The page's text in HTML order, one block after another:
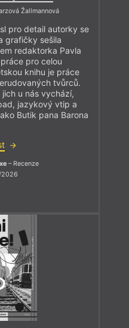
Žallmannová
pro detail autorky se
grafičky sešila
redaktorka Pavla
pro celou
knihu je práce
tvůrců.
u nás vychází,
jazykový vtip a
Butik pana Barona
– Recenze